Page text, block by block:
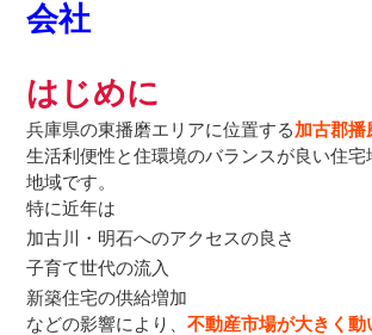
会社
はじめに
兵庫県の東播磨エリアに位置する加古郡播
生活利便性と住環境のバランスが良い住宅
地域です。
特に近年は
加古川・明石へのアクセスの良さ
子育て世代の流入
新築住宅の供給増加
などの影響により、不動産市場が大きく動